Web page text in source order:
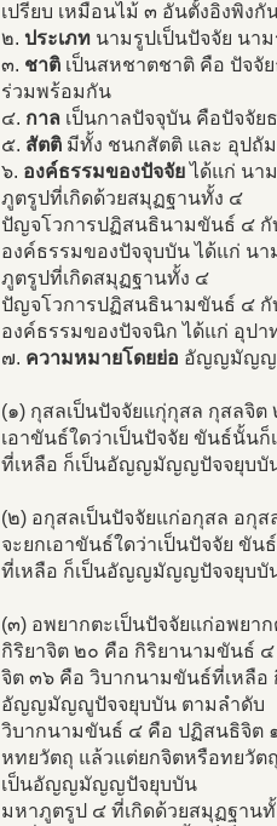
เปรียบ เหมือนไม้ ๓ อันตั้งอิงพิงกั
๒. ประเภท นามรูปเป็นปัจจัย นา
๓. ชาติ เป็นสหชาตชาติ คือ ปัจจั
ร่วมพร้อมกัน
๔. กาล เป็นกาลปัจจุบัน คือปัจจัย
๕. สัตติ มีทั้ง ชนกสัตติ และ อุปถั
๖. องค์ธรรมของปัจจัยได้แก่ นา
ภูตรูปที่เกิดด้วยสมุฏฐานทั้ง ๔
ปัญจโวการปฏิสนธินามขันธ์ ๔
องค์ธรรมของปัจจุบบัน ได้แก่ น
ภูตรูปที่เกิดสมุฏฐานทั้ง ๔
ปัญจโวการปฏิสนธินามขันธ์ ๔
องค์ธรรมของปัจจนิก ได้แก่ อุปา
๗. ความหมายโดยย่อ อัญญมัญญ
(๑) กุสลเป็นปัจจัยแกุ่กุสล กุสลจิ
เอาขันธ์ใดว่าเป็นปัจจัย ขันธ์นั้
ที่เหลือ ก็เป็นอัญญมัญญปัจจยุบบั
(๒) อกุสลเป็นปัจจัยแก่อกุสล อกุ
จะยกเอาขันธ์ใดว่าเป็นปัจจัย
ที่เหลือ ก็เป็นอัญญมัญญปัจจยุบบั
(๓) อพยากตะเป็นปัจจัยแก่อพย
กิริยาจิต ๒๐ คือ กิริยานามขันธ์
จิต ๓๖ คือ วิบากนามขันธ์ที่เหลือ
อัญญมัญญูปัจจยุบบัน ตามลำดับ
วิบากนามขันธ์ ๔ คือ ปฏิสนธิจิต
หทยวัตถุ แล้วแต่ยกจิตหรือทยวั
เป็นอัญญมัญญปัจยุบบัน
มหาภูตรูป ๔ ที่เกิดด้วยสมุฏฐาน